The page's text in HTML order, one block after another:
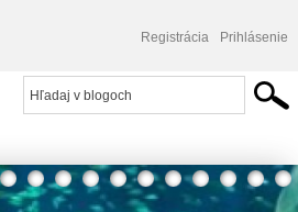
Registrácia Prihlásenie